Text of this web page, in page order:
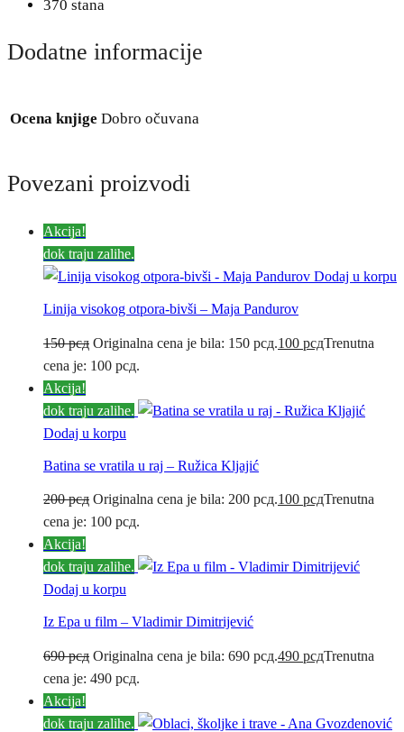
370 stana
Dodatne informacije
Ocena knjige Dobro očuvana
Povezani proizvodi
Akcija!
dok traju zalihe.
Dodaj u korpu
Linija visokog otpora-bivši – Maja Pandurov
150рсд Originalna cena je bila: 150 рсд.100 рсдTrenutna
cena je: 100 рсд.
Akcija!
dok traju zalihe.
Dodaj u korpu
Batina se vratila u raj – Ružica Kljajić
200рсд Originalna cena je bila: 200 рсд.100 рсдTrenutna
cena je: 100 рсд.
Akcija!
dok traju zalihe.
Dodaj u korpu
Iz Epa u film – Vladimir Dimitrijević
690рсд Originalna cena je bila: 690 рсд.490 рсдTrenutna
cena je: 490 рсд.
Akcija!
dok traju zalihe.